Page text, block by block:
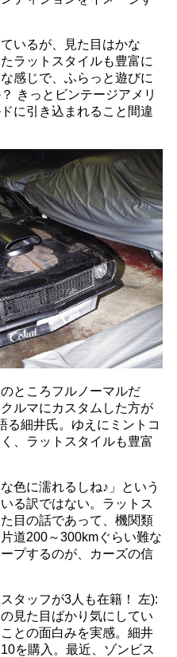
いるが、見た目はかな
ラットスタイルも豊富に
感じで、ふらっと遊びに
きっとビンテージアメリ
に引き込まれること間違
ところフルノーマルだ
ルマにカスタムした方が
る細井氏。ゆえにミントコ
、ラットスタイルも豊富
色に濡れるしね♪」という
る訳ではない。ラットス
目の話であって、機関類
道200～300kmぐらい難な
プするのが、カーズの信
タッフが3人も在籍！ 左):
見た目ばかり気にしてい
との面白みを実感。細井
を購入。最近、ゾンビス